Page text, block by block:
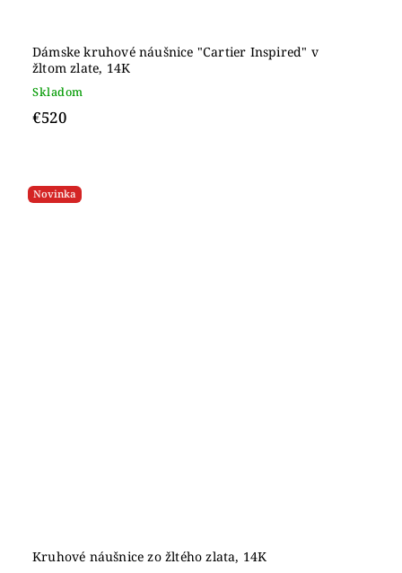
Dámske kruhové náušnice "Cartier Inspired" v
žltom zlate, 14K
Skladom
€520
Novinka
Kruhové náušnice zo žltého zlata, 14K